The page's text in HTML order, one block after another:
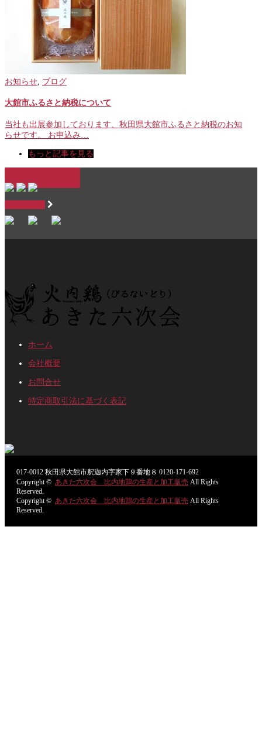
お知らせ ブログ
大館市ふるさと納税について
当社も出展参加しております、秋田県大館市ふるさと納税のお知
らせです。 お申込み…
もっと記事を見る
ホーム
会社概要
お問合せ
特定商取引法に基づく表記
017-0012 秋田県大館市釈迦内字家下９番地８ 0120-171-692
Copyright © あきた六次会 比内地鶏の生産と加工販売 All Rights
Reserved.
Copyright © あきた六次会 比内地鶏の生産と加工販売 All Rights
Reserved.